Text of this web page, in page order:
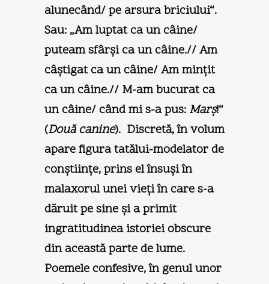
alunecând/ pe arsura briciului“.
Sau: „Am luptat ca un câine/
puteam sfârşi ca un câine.// Am
câştigat ca un câine/ Am minţit
ca un câine.// M-am bucurat ca
un câine/ când mi s-a pus: Marş!“
(Două canine). Discretă, în volum
apare figura tatălui-modelator de
conştiinţe, prins el însuşi în
malaxorul unei vieţi în care s-a
dăruit pe sine şi a primit
ingratitudinea istoriei obscure
din această parte de lume.
Poemele confesive, în genul unor